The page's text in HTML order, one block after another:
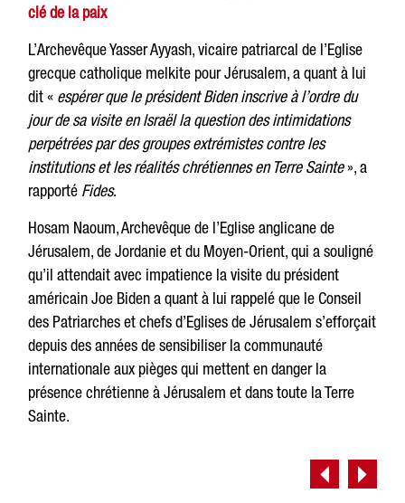
clé de la paix
L’Archevêque Yasser Ayyash, vicaire patriarcal de l’Eglise
grecque catholique melkite pour Jérusalem, a quant à lui
dit « espérer que le président Biden inscrive à l’ordre du
jour de sa visite en Israël la question des intimidations
perpétrées par des groupes extrémistes contre les
institutions et les réalités chrétiennes en Terre Sainte», a
rapporté Fides.
Hosam Naoum, Archevêque de l’Eglise anglicane de
Jérusalem, de Jordanie et du Moyen-Orient, qui a souligné
qu’il attendait avec impatience la visite du président
américain Joe Biden a quant à lui rappelé que le Conseil
des Patriarches et chefs d’Eglises de Jérusalem s’efforçait
depuis des années de sensibiliser la communauté
internationale aux pièges qui mettent en danger la
présence chrétienne à Jérusalem et dans toute la Terre
Sainte.